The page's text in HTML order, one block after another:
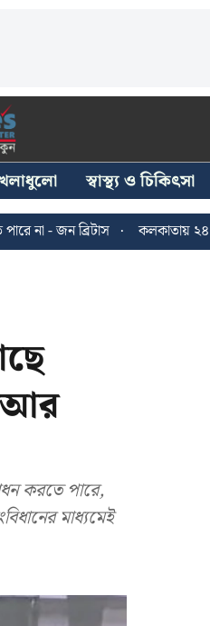
স্বাস্থ্য ও চিকিৎসা
ব্রিটাস কলকাতায় ২৪ জুলাইয়ের
করতে পারে,
মাধ্যমেই